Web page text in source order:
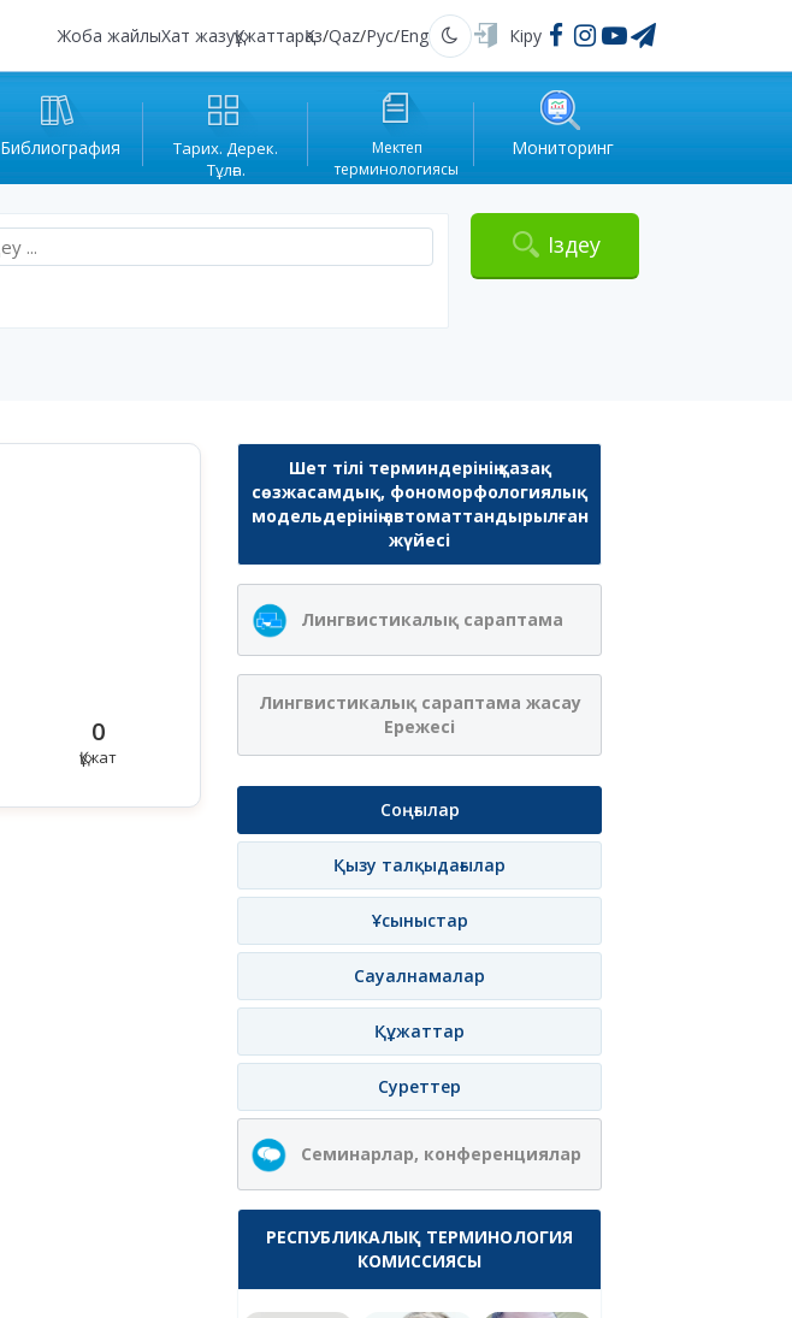
Жоба жайлыХат жазуҚұжаттарҚаз/Qaz/Рус/Eng Қараңғы Кіру
Библиография
Тарих. Дерек.
Тұлға.
Мектеп
терминологиясы
Мониторинг
Іздеу
0
Құжат
Шет тілі терминдерінің қазақ
сөзжасамдық, фономорфологиялық
модельдерінің автоматтандырылған
жүйесі
Лингвистикалық сараптама
Лингвистикалық сараптама жасау
Ережесі
Соңғылар
Қызу талқыдағылар
Ұсыныстар
Сауалнамалар
Құжаттар
Суреттер
Семинарлар, конференциялар
РЕСПУБЛИКАЛЫҚ ТЕРМИНОЛОГИЯ
КОМИССИЯСЫ